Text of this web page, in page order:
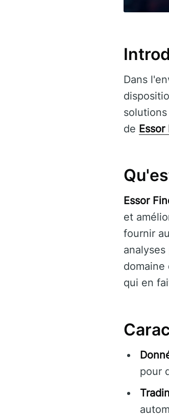
Dans
de Essor
Essor
et
fournir
qui en
pour